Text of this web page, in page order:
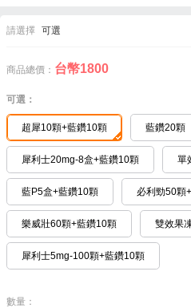
請選擇 可選
商品總價： 台幣1800
可選：
超犀10顆+藍鑽10顆 藍鑽20顆
犀利士20mg-8盒+藍鑽10顆 單
藍P5盒+藍鑽10顆 必利勁50顆
樂威壯60顆+藍鑽10顆 雙效果
犀利士5mg-100顆+藍鑽10顆
數量：